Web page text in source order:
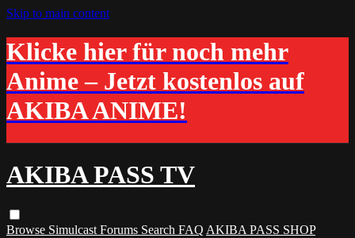
Skip to main content
Klicke hier für noch mehr
Anime – Jetzt kostenlos auf
AKIBA ANIME!
AKIBA PASS TV
Browse Simulcast Forums Search FAQ AKIBA PASS SHOP